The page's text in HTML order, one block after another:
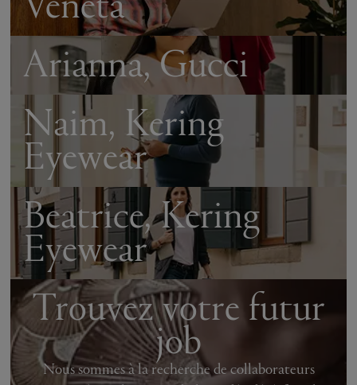
Arianna, Gucci
Naim, Kering
Eyewear
Beatrice, Kering
Eyewear
Trouvez votre futur
job
Nous sommes à la recherche de collaborateurs